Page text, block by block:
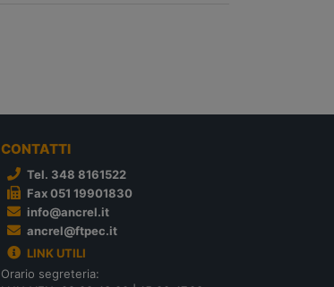
CONTATTI
Tel. 348 8161522
Fax 051 19901830
info@ancrel.it
ancrel@ftpec.it
LINK UTILI
Orario segreteria: